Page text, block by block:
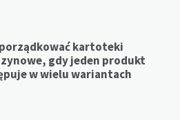
kartoteki
gdy jeden produkt
w wielu wariantach